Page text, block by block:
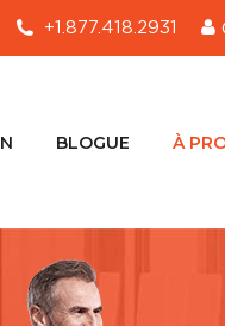
+1.877.418.2931
BLOGUE À
BLOGUE À